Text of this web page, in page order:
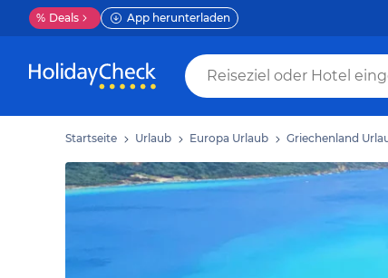
% Deals App herunterladen
Startseite Urlaub Europa Urlaub Griechenland